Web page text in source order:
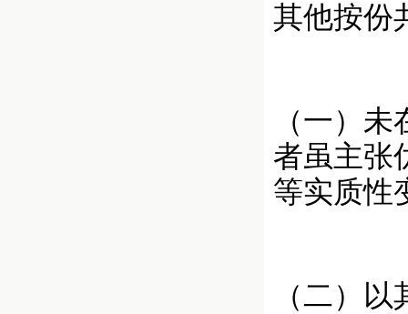
其他按份
（一）
者虽主张
等实质性
（二）